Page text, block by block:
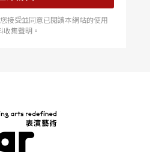
接受並同意已閱讀本網站的使用
集聲明。